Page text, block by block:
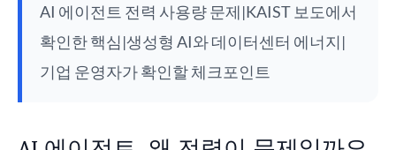
AI 에이전트 전력 사용량 문제|KAIST 보도에서
확인한 핵심|생성형 AI와 데이터센터 에너지|
기업 운영자가 확인할 체크포인트